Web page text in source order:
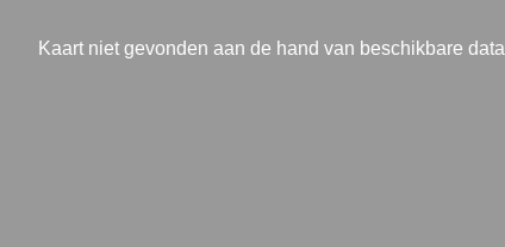
Kaart niet gevonden aan de hand van beschikbare data